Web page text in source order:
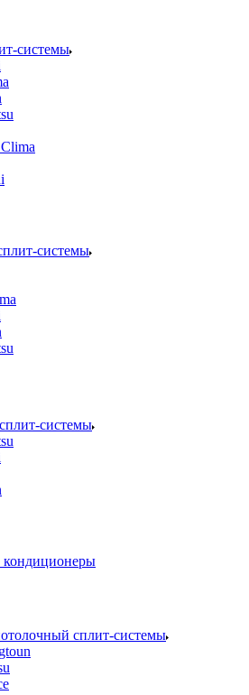
системы
системы
системы
сплит-системы